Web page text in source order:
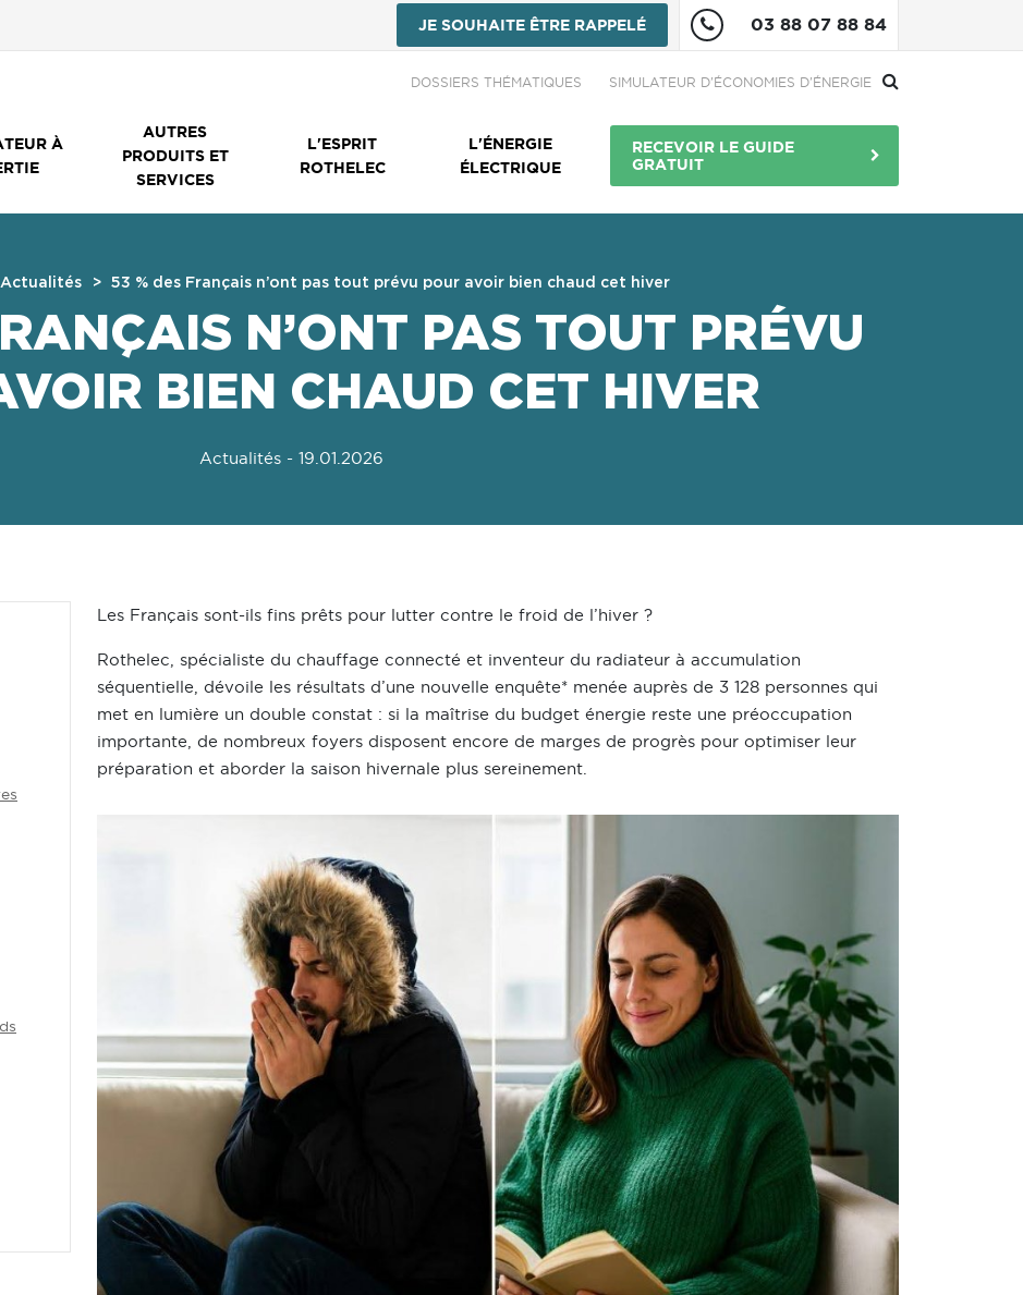
JE SOUHAITE ÊTRE RAPPELÉ 03 88 07 88 84
Menu Secondaire
DOSSIERS THÉMATIQUES SIMULATEUR D'ÉCONOMIES D'ÉNERGIE
À
AUTRES
PRODUITS ET
SERVICES
L'ESPRIT
ROTHELEC
L'ÉNERGIE
ÉLECTRIQUE
Menu Bouton
RECEVOIR LE GUIDE
GRATUIT
Actualités 53 % des Français n’ont pas tout prévu pour avoir bien chaud cet hiver
N’ONT PAS TOUT PRÉVU
BIEN CHAUD CET HIVER
Actualités- 19.01.2026
Les Français sont-ils fins prêts pour lutter contre le froid de l’hiver ?
Rothelec, spécialiste du chauffage connecté et inventeur du radiateur à accumulation
séquentielle, dévoile les résultats d’une nouvelle enquête* menée auprès de 3 128 personnes qui
met en lumière un double constat : si la maîtrise du budget énergie reste une préoccupation
importante, de nombreux foyers disposent encore de marges de progrès pour optimiser leur
préparation et aborder la saison hivernale plus sereinement.